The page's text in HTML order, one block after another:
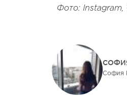
Фото: Instagram,
София